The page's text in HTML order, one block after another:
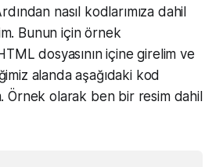
nasıl kodlarımıza dahil
Bunun için örnek
dosyasının içine girelim ve
alanda aşağıdaki kod
Örnek olarak ben bir resim dahil